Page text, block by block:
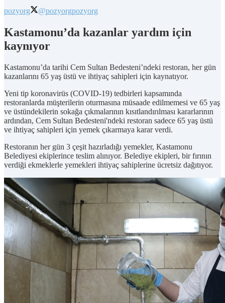
pozyorg @pozyorgpozyorg
Kastamonu’da kazanlar yardım için
kaynıyor
Kastamonu’da tarihi Cem Sultan Bedesteni’ndeki restoran, her gün
kazanlarını 65 yaş üstü ve ihtiyaç sahipleri için kaynatıyor.
Yeni tip koronavirüs (COVID-19) tedbirleri kapsamında
restoranlarda müşterilerin oturmasına müsaade edilmemesi ve 65 yaş
ve üstündekilerin sokağa çıkmalarının kısıtlandırılması kararlarının
ardından, Cem Sultan Bedesteni'ndeki restoran sadece 65 yaş üstü
ve ihtiyaç sahipleri için yemek çıkarmaya karar verdi.
Restoranın her gün 3 çeşit hazırladığı yemekler, Kastamonu
Belediyesi ekiplerince teslim alınıyor. Belediye ekipleri, bir fırının
verdiği ekmeklerle yemekleri ihtiyaç sahiplerine ücretsiz dağıtıyor.